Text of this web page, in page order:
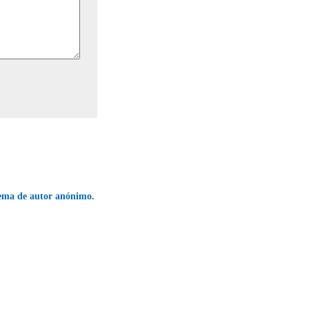
de autor anónimo.